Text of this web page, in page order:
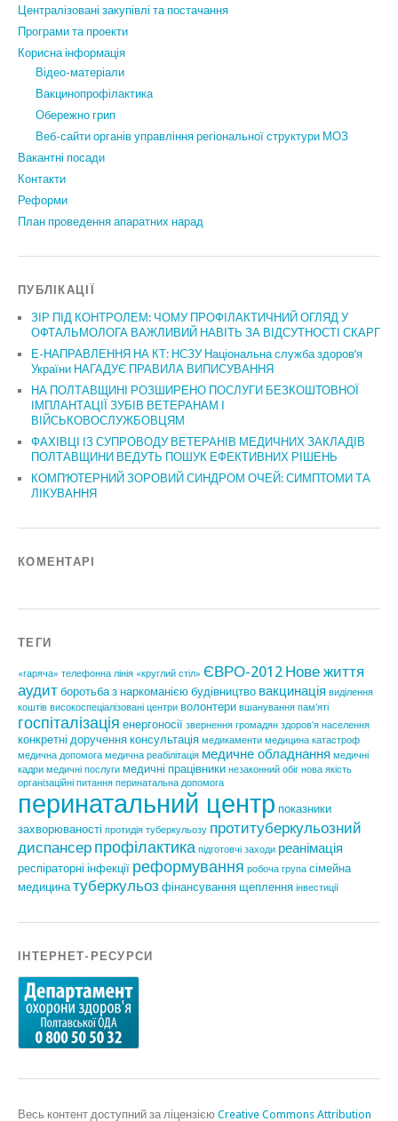
Централізовані закупівлі та постачання
Програми та проекти
Корисна інформація
Відео-матеріали
Вакцинопрофілактика
Обережно грип
Веб-сайти органів управління регіональної структури МОЗ
Вакантні посади
Контакти
Реформи
План проведення апаратних нарад
ПУБЛІКАЦІЇ
ЗІР ПІД КОНТРОЛЕМ: ЧОМУ ПРОФІЛАКТИЧНИЙ ОГЛЯД У
ОФТАЛЬМОЛОГА ВАЖЛИВИЙ НАВІТЬ ЗА ВІДСУТНОСТІ СКАРГ
Е-НАПРАВЛЕННЯ НА КТ: НСЗУ Національна служба здоров’я
України НАГАДУЄ ПРАВИЛА ВИПИСУВАННЯ
НА ПОЛТАВЩИНІ РОЗШИРЕНО ПОСЛУГИ БЕЗКОШТОВНОЇ
ІМПЛАНТАЦІЇ ЗУБІВ ВЕТЕРАНАМ І
ВІЙСЬКОВОСЛУЖБОВЦЯМ
ФАХІВЦІ ІЗ СУПРОВОДУ ВЕТЕРАНІВ МЕДИЧНИХ ЗАКЛАДІВ
ПОЛТАВЩИНИ ВЕДУТЬ ПОШУК ЕФЕКТИВНИХ РІШЕНЬ
КОМП’ЮТЕРНИЙ ЗОРОВИЙ СИНДРОМ ОЧЕЙ: СИМПТОМИ ТА
ЛІКУВАННЯ
КОМЕНТАРІ
ТЕГИ
«гаряча» телефонна лінія «круглий стіл» ЄВРО-2012 Нове життя
аудит боротьба з наркоманією будівництво вакцинація виділення
коштів високоспеціалізовані центри волонтери вшанування пам'яті
госпіталізація енергоносії звернення громадян здоров'я населення
конкретні доручення консультація медикаменти медицина катастроф
медична допомога медична реабілітація медичне обладнання медичні
кадри медичні послуги медичні працівники незаконний обіг нова якість
організаційні питання перинатальна допомога
перинатальний центр показники
захворюваності протидія туберкульозу протитуберкульозний
диспансер профілактика підготовчі заходи реанімація
респіраторні інфекції реформування робоча група сімейна
медицина туберкульоз фінансування щеплення інвестиції
ІНТЕРНЕТ-РЕСУРСИ
Весь контент доступний за ліцензією Creative Commons Attribution